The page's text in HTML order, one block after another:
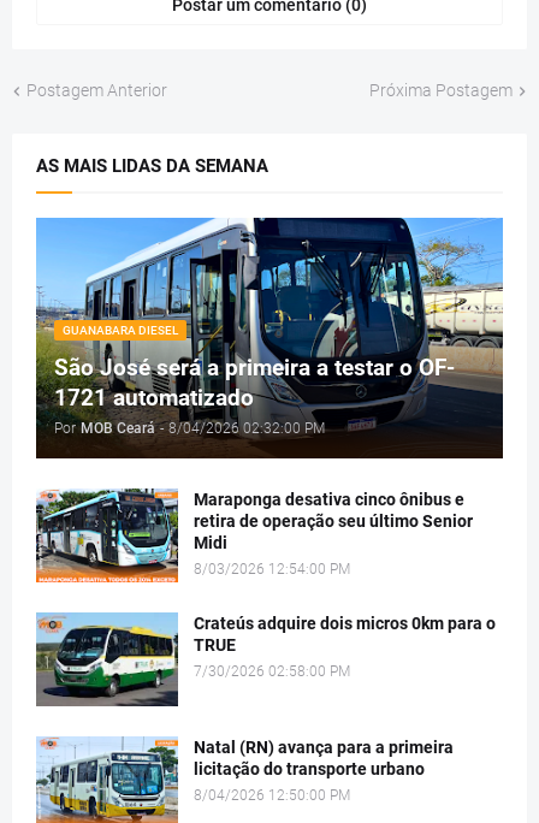
Postar um comentário (0)
Postagem Anterior Próxima Postagem
AS MAIS LIDAS DA SEMANA
GUANABARA DIESEL
São José será a primeira a testar o OF-
1721 automatizado
Por MOB Ceará - 8/04/2026 02:32:00 PM
Maraponga desativa cinco ônibus e
retira de operação seu último Senior
Midi
8/03/2026 12:54:00 PM
Crateús adquire dois micros 0km para o
TRUE
7/30/2026 02:58:00 PM
Natal (RN) avança para a primeira
licitação do transporte urbano
8/04/2026 12:50:00 PM